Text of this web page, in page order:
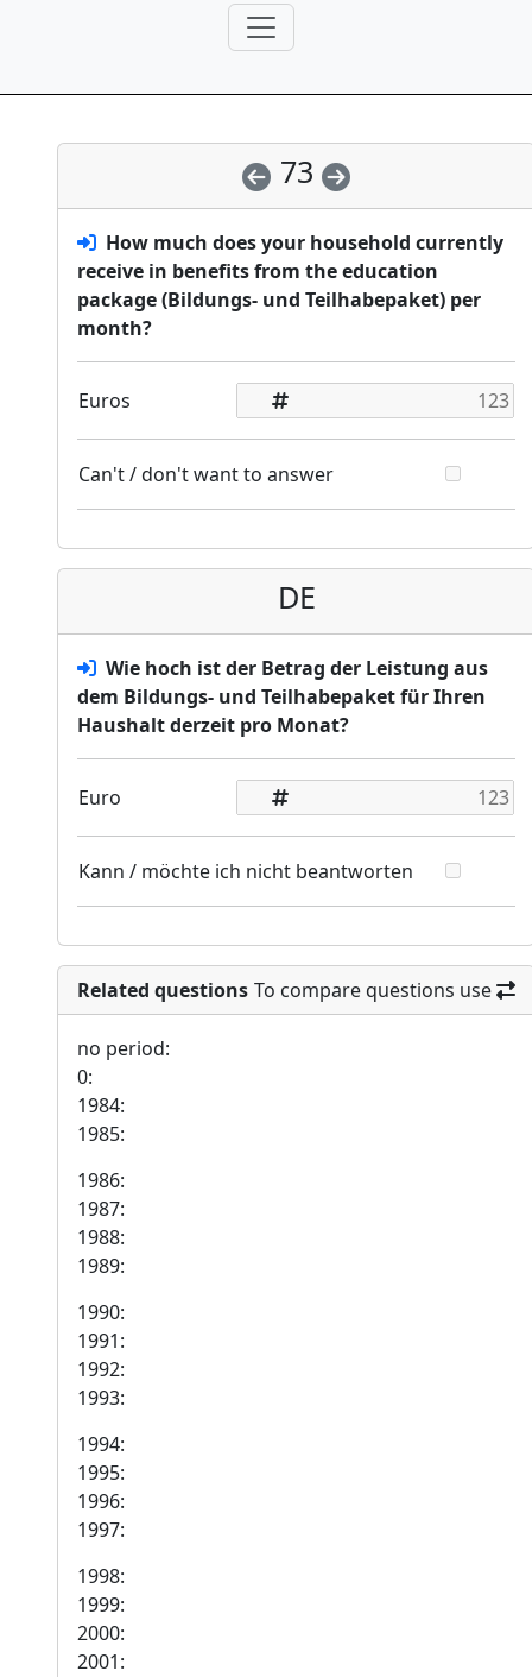
73
How much does your household currently
receive in benefits from the education
package (Bildungs- und Teilhabepaket) per
month?
Euros
Can't / don't want to answer
DE
Wie hoch ist der Betrag der Leistung aus
dem Bildungs- und Teilhabepaket für Ihren
Haushalt derzeit pro Monat?
Euro
Kann / möchte ich nicht beantworten
Related questions To compare questions use
no period:
0:
1984:
1985:
1986:
1987:
1988:
1989:
1990:
1991:
1992:
1993:
1994:
1995:
1996:
1997:
1998:
1999:
2000:
2001: